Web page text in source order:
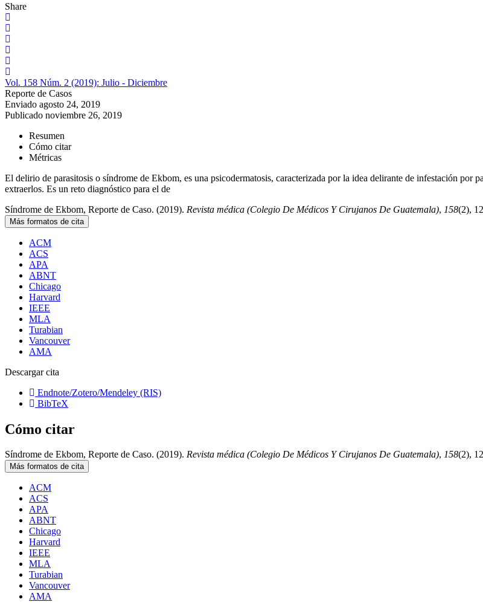
Share
Vol. 158 Núm. 2 (2019): Julio - Diciembre
Reporte de Casos
Enviado agosto 24, 2019
Publicado noviembre 26, 2019
Resumen
Cómo citar
Métricas
El delirio de parasitosis o síndrome de Ekbom, es una psicodermatosis, caracterizada por la idea delirante de infestación por
extraerlos. Es un reto diagnóstico para el de
Síndrome de Ekbom, Reporte de Caso. (2019). Revista médica (Colegio De Médicos Y Cirujanos De Guatemala), 158(2),
Más formatos de cita
ACM
ACS
APA
ABNT
Chicago
Harvard
IEEE
MLA
Turabian
Vancouver
AMA
Descargar cita
Endnote/Zotero/Mendeley (RIS)
BibTeX
Cómo citar
Síndrome de Ekbom, Reporte de Caso. (2019). Revista médica (Colegio De Médicos Y Cirujanos De Guatemala), 158(2),
Más formatos de cita
ACM
ACS
APA
ABNT
Chicago
Harvard
IEEE
MLA
Turabian
Vancouver
AMA